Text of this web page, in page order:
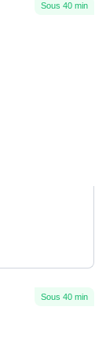
Sous 40 min
Sous 40 min